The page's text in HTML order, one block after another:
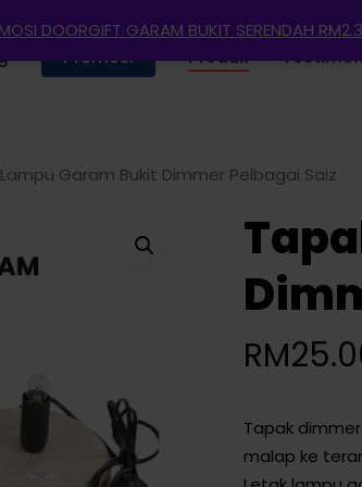
DOORGIFT GARAM BUKIT SERENDAH
Promosi Produk
Garam Bukit Dimmer Pelbagai Saiz
RM
Tapak
malap ke